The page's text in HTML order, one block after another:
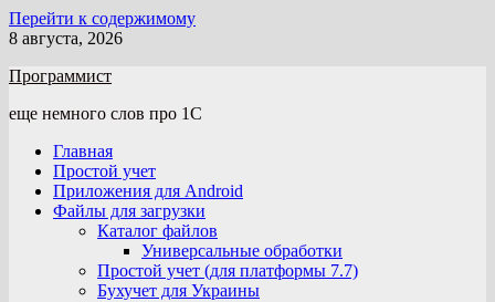
Перейти к содержимому
8 августа, 2026
Программист
еще немного слов про 1С
Главная
Простой учет
Приложения для Android
Файлы для загрузки
Каталог файлов
Универсальные обработки
Простой учет (для платформы 7.7)
Бухучет для Украины